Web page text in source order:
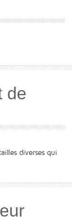
de
diverses qui